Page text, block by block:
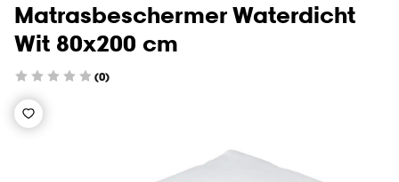
Matrasbeschermer Waterdicht
Wit 80x200 cm
(0)